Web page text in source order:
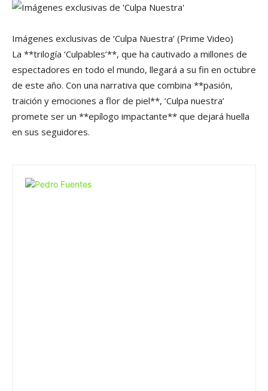
Imágenes exclusivas de ‘Culpa Nuestra’ (Prime Video)
La **trilogía ‘Culpables’**, que ha cautivado a millones de
espectadores en todo el mundo, llegará a su fin en octubre
de este año. Con una narrativa que combina **pasión,
traición y emociones a flor de piel**, ‘Culpa nuestra’
promete ser un **epílogo impactante** que dejará huella
en sus seguidores.